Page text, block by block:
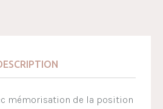
mémorisation de la position